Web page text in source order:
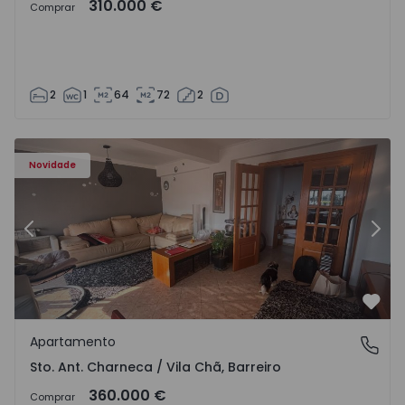
Comprar 310.000 €
2 1 64 72 2
Novidade
- 11
Apartamento T3 Barreiro, Santo António da Charneca -
Anterior
Sto. Ant. Charneca / Vila Chã, Barreiro
Apartamento
Sto. Ant. Charneca / Vila Chã, Barreiro
Comprar 360.000 €